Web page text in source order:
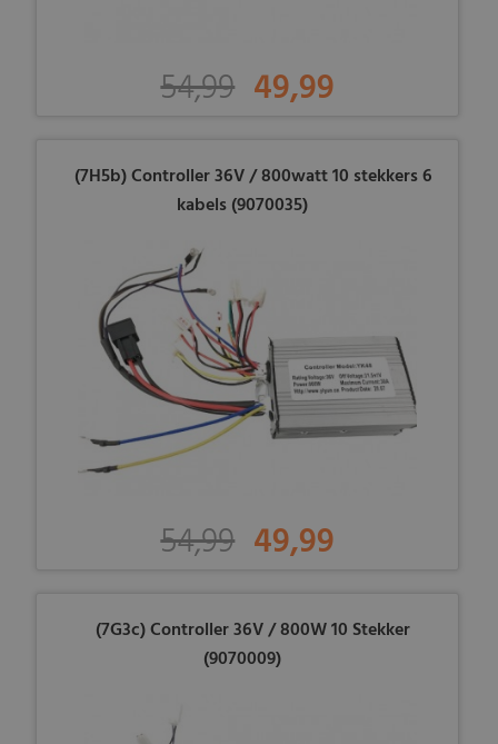
54,99 49,99
(7H5b) Controller 36V / 800watt 10 stekkers 6
kabels (9070035)
54,99 49,99
(7G3c) Controller 36V / 800W 10 Stekker
(9070009)